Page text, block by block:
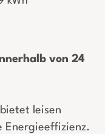
von 24
leisen
Energieeffizienz.